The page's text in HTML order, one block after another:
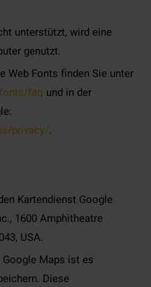
unterstützt, wird eine
genutzt.
Web Fonts finden Sie unter
faq und in der
privacy/.
Kartendienst Google
1600 Amphitheatre
USA.
Maps ist es
Diese